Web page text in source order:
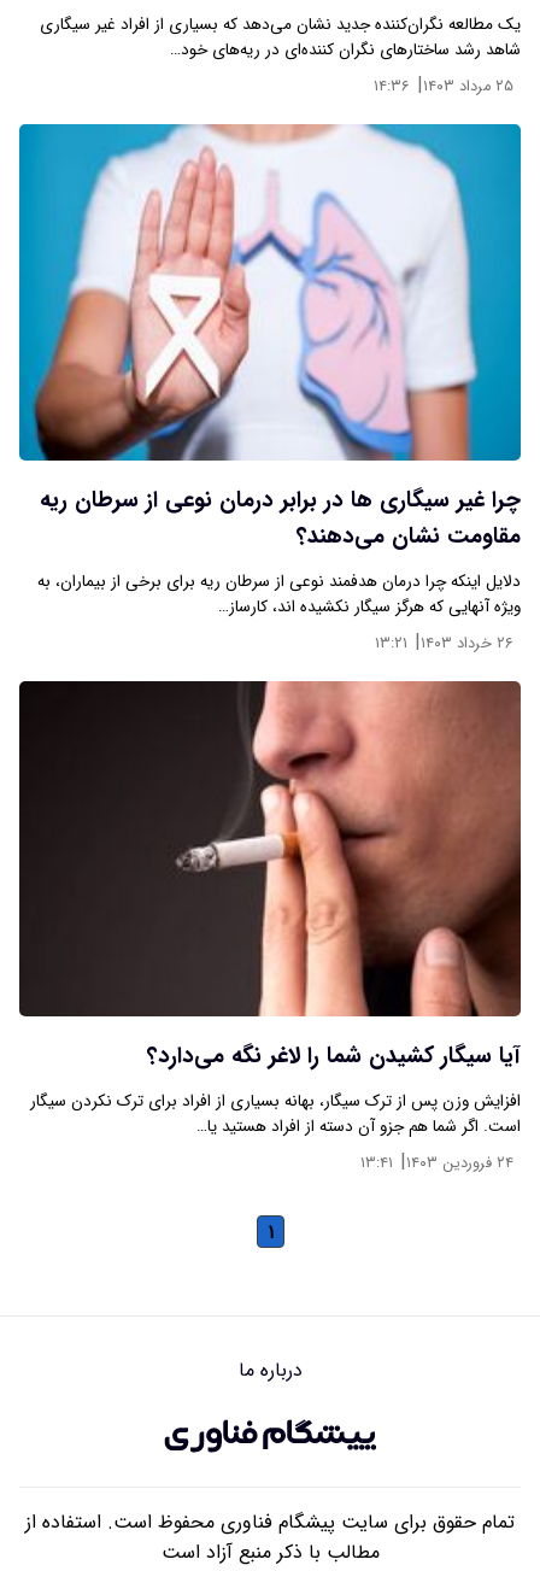
یک مطالعه نگران‌کننده جدید نشان می‌دهد که بسیاری از افراد غیر سیگاری
شاهد رشد ساختارهای نگران کننده‌ای در ریه‌های خود…
۲۵ مرداد ۱۴۰۳ | ۱۴:۳۶
چرا غیر سیگاری ها در برابر درمان نوعی از سرطان ریه
مقاومت نشان می‌دهند؟
دلایل اینکه چرا درمان هدفمند نوعی از سرطان ریه برای برخی از بیماران، به
ویژه آنهایی که هرگز سیگار نکشیده اند، کارساز…
۲۶ خرداد ۱۴۰۳ | ۱۳:۲۱
آیا سیگار کشیدن شما را لاغر نگه می‌دارد؟
افزایش وزن پس از ترک سیگار، بهانه بسیاری از افراد برای ترک نکردن سیگار
است. اگر شما هم جزو آن دسته از افراد هستید یا…
۲۴ فروردین ۱۴۰۳ | ۱۳:۴۱
۱
درباره ما
تمام حقوق برای سایت پیشگام فناوری محفوظ است. استفاده از
مطالب با ذکر منبع آزاد است